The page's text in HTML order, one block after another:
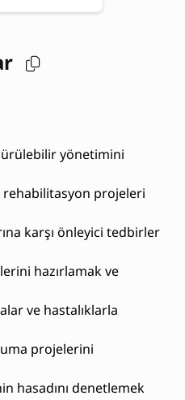
yönetimini
rehabilitasyon projeleri
karşı önleyici tedbirler
hazırlamak ve
ve hastalıklarla
projelerini
hasadını denetlemek